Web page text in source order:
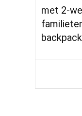
met 2-